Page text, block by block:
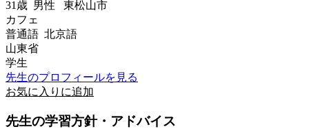
31歳 男性 東松山市
カフェ
普通語 北京語
山東省
学生
先生のプロフィールを見る
お気に入りに追加
先生の学習方針・アドバイス